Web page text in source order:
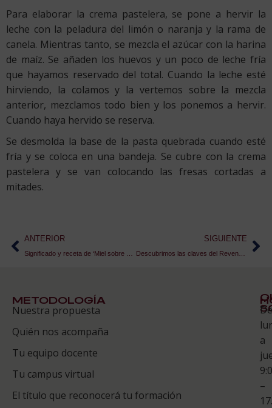
Para elaborar la crema pastelera, se pone a hervir la
leche con la peladura del limón o naranja y la rama de
canela. Mientras tanto, se mezcla el azúcar con la harina
de maíz. Se añaden los huevos y un poco de leche fría
que hayamos reservado del total. Cuando la leche esté
hirviendo, la colamos y la vertemos sobre la mezcla
anterior, mezclamos todo bien y los ponemos a hervir.
Cuando haya hervido se reserva.
Se desmolda la base de la pasta quebrada cuando esté
fría y se coloca en una bandeja. Se cubre con la crema
pastelera y se van colocando las fresas cortadas a
mitades.
ANTERIOR SIGUIENTE
Descubrimos las claves del Revenue Management con Alicia Peromingo
METODOLOGÍA
Nuestra propuesta
Quién nos acompaña
Tu equipo docente
Tu campus virtual
El título que reconocerá tu formación
Te
De
a
–